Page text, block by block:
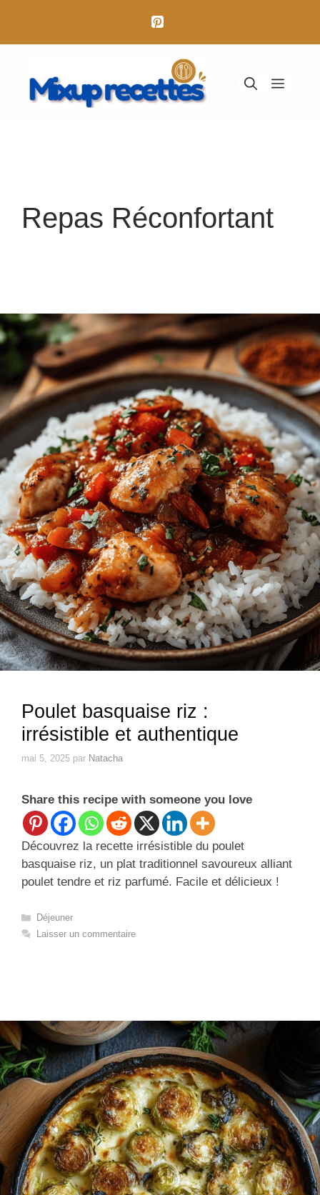
contenu
Menu
Repas Réconfortant
Poulet basquaise riz :
irrésistible et authentique
mai 5, 2025 par Natacha
Share this recipe with someone you love
Découvrez la recette irrésistible du poulet
basquaise riz, un plat traditionnel savoureux alliant
poulet tendre et riz parfumé. Facile et délicieux !
Catégories
Déjeuner
Laisser un commentaire